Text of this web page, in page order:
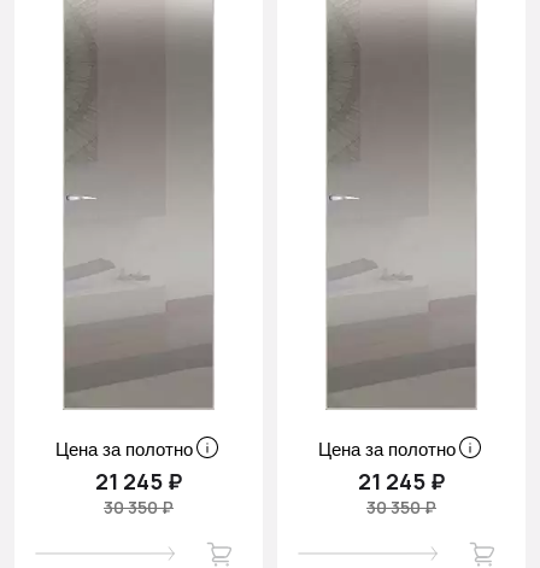
Цена за полотно
21 245 ₽
30 350 ₽
Цена за полотно
21 245 ₽
30 350 ₽